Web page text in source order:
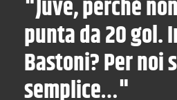
"Juve, perché
punta da 20 gol.
Bastoni? Per noi
semplice…"